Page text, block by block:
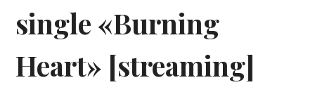
single «Burning
Heart» [streaming]